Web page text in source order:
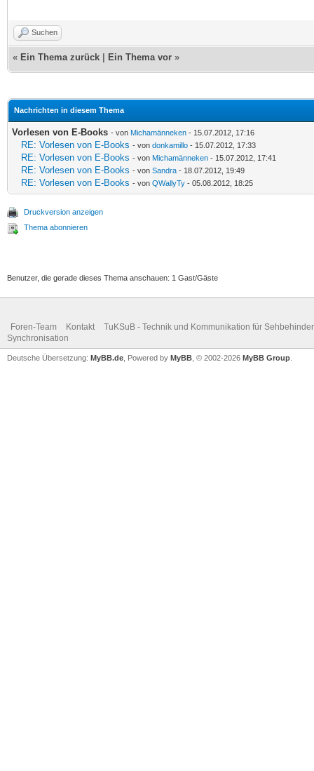
Suchen
« Ein Thema zurück Ein Thema vor »
Nachrichten in diesem Thema
Vorlesen von E-Books - von Michamänneken - 15.07.2012, 17:16
RE: Vorlesen von E-Books - von donkamillo - 15.07.2012, 17:33
RE: Vorlesen von E-Books - von Michamänneken - 15.07.2012, 17:41
RE: Vorlesen von E-Books - von Sandra - 18.07.2012, 19:49
RE: Vorlesen von E-Books - von QWallyTy - 05.08.2012, 18:25
Druckversion anzeigen
Thema abonnieren
Benutzer, die gerade dieses Thema anschauen: 1 Gast/Gäste
Foren-Team Kontakt
TuKSuB - Technik und Kommunikation für
Synchronisation
Deutsche Übersetzung: MyBB.de , Powered by MyBB , © 2002-2026 MyBB Group